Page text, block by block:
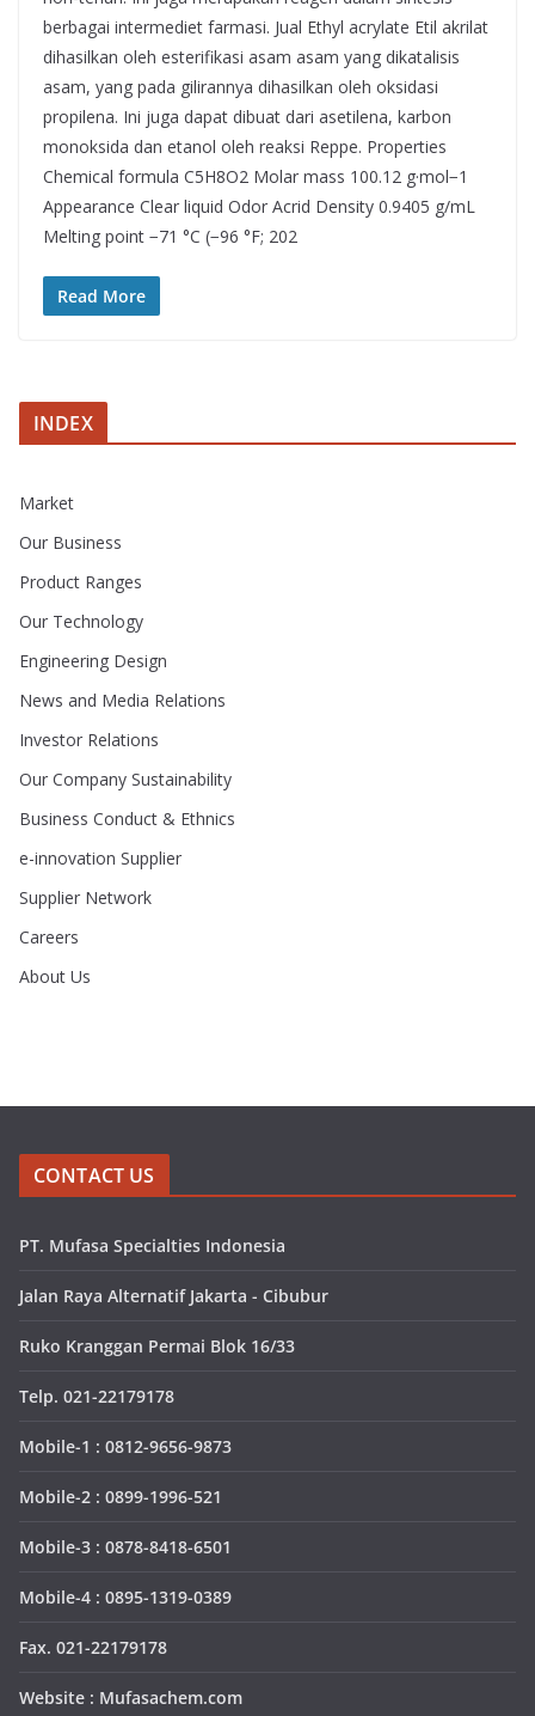
berbagai intermediet farmasi. Jual Ethyl acrylate Etil akrilat
dihasilkan oleh esterifikasi asam asam yang dikatalisis
asam, yang pada gilirannya dihasilkan oleh oksidasi
propilena. Ini juga dapat dibuat dari asetilena, karbon
monoksida dan etanol oleh reaksi Reppe. Properties
Chemical formula C5H8O2 Molar mass 100.12 g·mol−1
Appearance Clear liquid Odor Acrid Density 0.9405 g/mL
Melting point −71 °C (−96 °F; 202
Read More
INDEX
Market
Our Business
Product Ranges
Our Technology
Engineering Design
News and Media Relations
Investor Relations
Our Company Sustainability
Business Conduct & Ethnics
e-innovation Supplier
Supplier Network
Careers
About Us
CONTACT US
PT. Mufasa Specialties Indonesia
Jalan Raya Alternatif Jakarta - Cibubur
Ruko Kranggan Permai Blok 16/33
Telp. 021-22179178
Mobile-1 : 0812-9656-9873
Mobile-2 : 0899-1996-521
Mobile-3 : 0878-8418-6501
Mobile-4 : 0895-1319-0389
Fax. 021-22179178
Website : Mufasachem.com